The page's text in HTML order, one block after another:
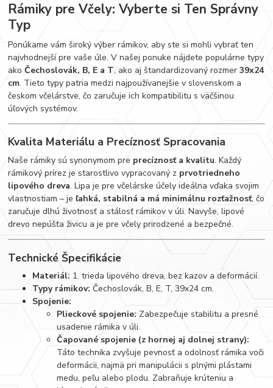
Rámiky pre Včely: Vyberte si Ten Správny
Typ
Ponúkame vám široký výber rámikov, aby ste si mohli vybrať ten
najvhodnejší pre vaše úle. V našej ponuke nájdete populárne typy
akoČechoslovák, B, E a T, ako aj štandardizovaný rozmer39x24
cm. Tieto typy patria medzi najpoužívanejšie v slovenskom a
českom včelárstve, čo zaručuje ich kompatibilitu s väčšinou
úľových systémov.
Kvalita Materiálu a Precíznosť Spracovania
Naše rámiky sú synonymom pre precíznosť a kvalitu. Každý
rámikový prírez je starostlivo vypracovaný z prvotriedneho
lipového dreva. Lipa je pre včelárske účely ideálna vďaka svojim
vlastnostiam – jeľahká, stabilná a má minimálnu rozťažnosť, čo
zaručuje dlhú životnosť a stálosť rámikov v úli. Navyše, lipové
drevo nepúšťa živicu a je pre včely prirodzené a bezpečné.
Technické Špecifikácie
Materiál: 1. trieda lipového dreva, bez kazov a deformácií.
Typy rámikov: Čechoslovák, B, E, T, 39x24 cm.
Spojenie:
Plieckové spojenie: Zabezpečuje stabilitu a presné
usadenie rámika v úli.
Čapované spojenie (z hornej aj dolnej strany):
Táto technika zvyšuje pevnosť a odolnosť rámika voči
deformácii, najmä pri manipulácii s plnými plástami
medu, peľu alebo plodu. Zabraňuje krúteniu a